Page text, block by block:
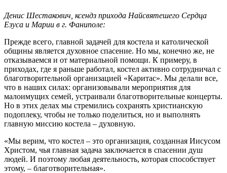
Денис Шестакович, ксендз прихода Найсвятешего Сердца
Езуса и Марии в г. Фаниполе:
Прежде всего, главной задачей для костела и католической
общины является духовное спасение. Но мы, конечно же, не
отказываемся и от материальной помощи. К примеру, в
приходах, где я раньше работал, костел активно сотрудничал с
благотворительной организацией «Каритас». Мы делали все,
что в наших силах: организовывали мероприятия для
малоимущих семей, устраивали благотворительные концерты.
Но в этих делах мы стремились сохранять христианскую
подоплеку, чтобы не только поделиться, но и выполнять
главную миссию костела – духовную.
«Мы верим, что костел – это организация, созданная Иисусом
Христом, чья главная задача заключается в спасении душ
людей. И поэтому любая деятельность, которая способствует
этому, – благотворительная».